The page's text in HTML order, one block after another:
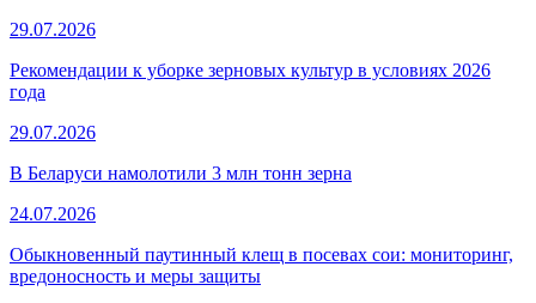
29.07.2026
Рекомендации к уборке зерновых культур в условиях 2026
года
29.07.2026
В Беларуси намолотили 3 млн тонн зерна
24.07.2026
Обыкновенный паутинный клещ в посевах сои: мониторинг,
вредоносность и меры защиты